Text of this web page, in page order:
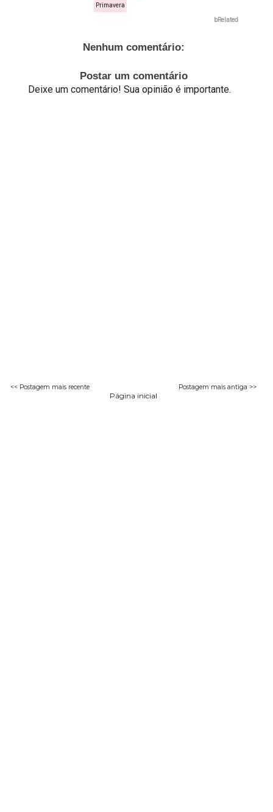
Primavera
bRelated
Nenhum comentário:
Postar um comentário
Deixe um comentário! Sua opinião é importante.
<< Postagem mais recente Postagem mais antiga >>
Página inicial